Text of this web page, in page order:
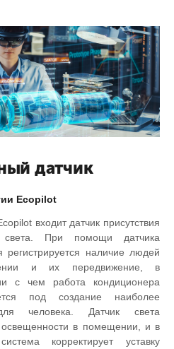
датчик
Ecopilot
входит датчик присутствия
При помощи датчика
регистрируется наличие людей
и их передвижение, в
с чем работа кондиционера
под создание наиболее
человека. Датчик света
освещенности в помещении, и в
корректирует уставку